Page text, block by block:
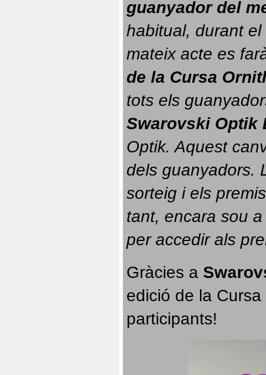
guanyador del
habitual, durant el
mateix acte es
de la Cursa
tots els
Swarovski Optik
Optik. Aquest
dels guanyadors.
sorteig i els
tant, encara sou
per accedir als
Gràcies a
edició de la
participants!